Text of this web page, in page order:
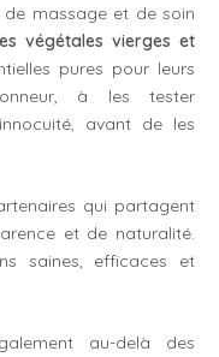
massage et de soin
végétales vierges et
pures pour leurs
à les tester
avant de les
qui partagent
et de naturalité.
saines, efficaces et
au-delà des